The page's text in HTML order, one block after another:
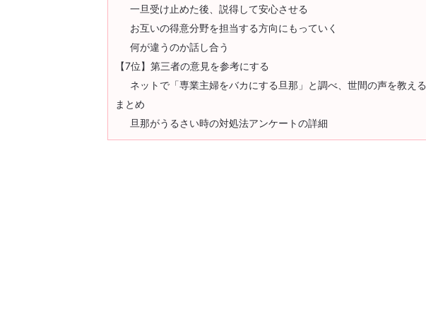
一旦受け止めた後、説得して安心させる
お互いの得意分野を担当する方向にもっていく
何が違うのか話し合う
【7位】第三者の意見を参考にする
ネットで「専業主婦をバカにする旦那」と調べ、世間の声を教える
まとめ
旦那がうるさい時の対処法アンケートの詳細